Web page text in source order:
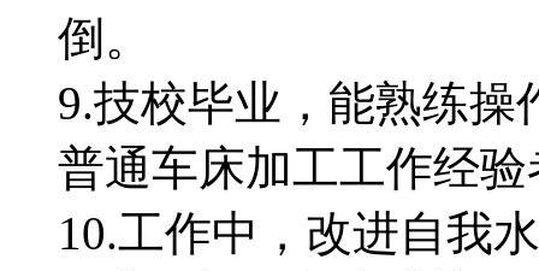
倒。
9.技校毕业，能熟练操
普通车床加工工作经验
10.工作中，改进自我